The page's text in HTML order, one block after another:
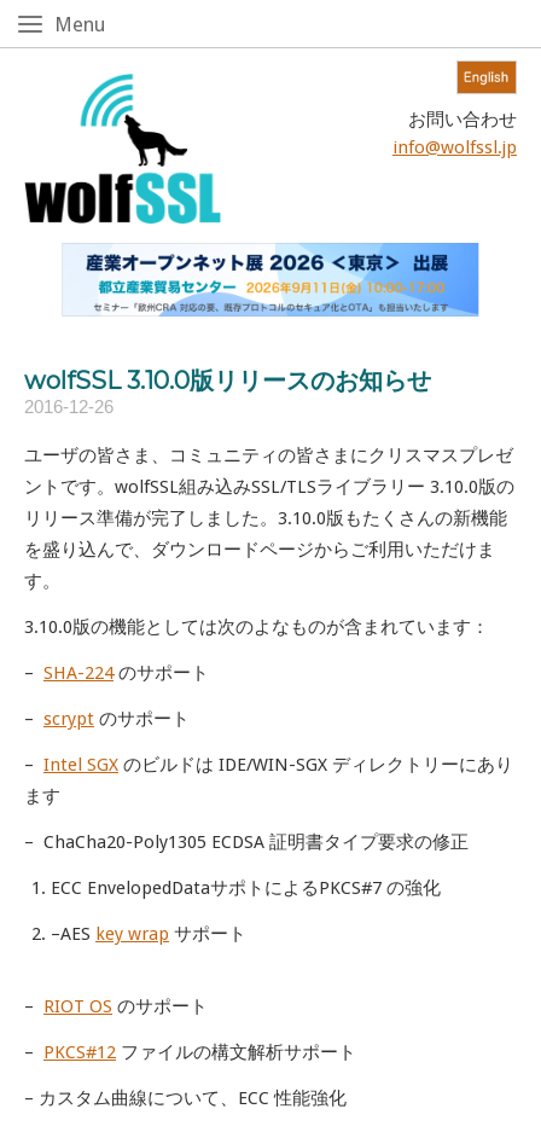
Skip
お問い合わせ
info@wolfssl.jp
Menu
wolfSSL 3.10.0版リリースのお知らせ
2016-12-26
ユーザの皆さま、コミュニティの皆さまにクリスマスプレゼ
ントです。wolfSSL組み込みSSL/TLSライブラリー 3.10.0版の
リリース準備が完了しました。3.10.0版もたくさんの新機能
を盛り込んで、ダウンロードページからご利用いただけま
す。
3.10.0版の機能としては次のよなものが含まれています：
– SHA-224のサポート
– scrypt のサポート
– Intel SGX のビルドは IDE/WIN-SGX ディレクトリーにあり
ます
– ChaCha20-Poly1305 ECDSA 証明書タイプ要求の修正
ECC EnvelopedDataサポトによるPKCS#7 の強化
–AES key wrap サポート
– RIOT OS のサポート
– PKCS#12 ファイルの構文解析サポート
– カスタム曲線について、ECC 性能強化